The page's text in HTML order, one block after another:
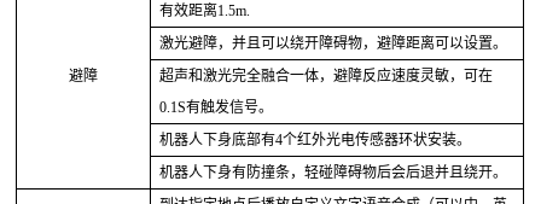
避障
有效距离1.5m.
激光避障，并且可以绕开障碍物，避障距离可以设置。
超声和激光完全融合一体，避障反应速度灵敏，可在
0.1S有触发信号。
机器人下身底部有4个红外光电传感器环状安装。
机器人下身有防撞条，轻碰障碍物后会后退并且绕开。